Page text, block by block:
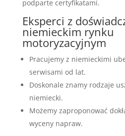
podparte certyfikatami.
Eksperci z
niemieckim rynku
motoryzacyjnym
Pracujemy z niemieckimi
serwisami od lat.
Doskonale znamy rodzaje
niemiecki.
Możemy zaproponować
wyceny napraw.